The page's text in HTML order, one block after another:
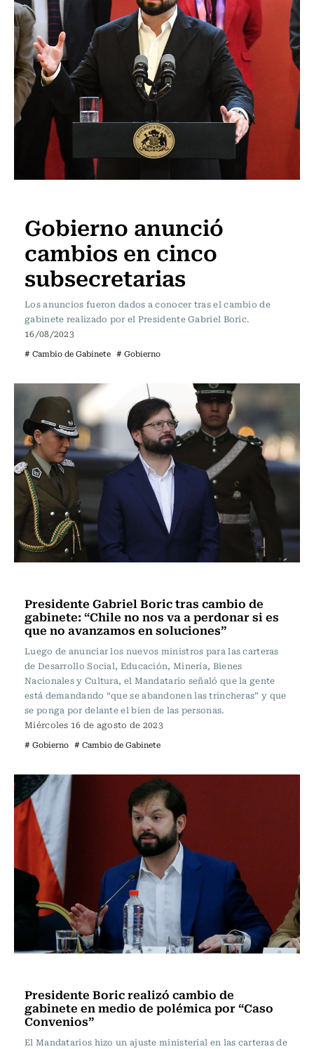
Gobierno anunció
cambios en cinco
subsecretarias
Los anuncios fueron dados a conocer tras el cambio de
gabinete realizado por el Presidente Gabriel Boric.
16/08/2023
# Cambio de Gabinete # Gobierno
Presidente Gabriel Boric tras cambio de
gabinete: “Chile no nos va a perdonar si es
que no avanzamos en soluciones”
Luego de anunciar los nuevos ministros para las carteras
de Desarrollo Social, Educación, Minería, Bienes
Nacionales y Cultura, el Mandatario señaló que la gente
está demandando “que se abandonen las trincheras” y que
se ponga por delante el bien de las personas.
Miércoles 16 de agosto de 2023
# Gobierno # Cambio de Gabinete
Presidente Boric realizó cambio de
gabinete en medio de polémica por “Caso
Convenios”
El Mandatarios hizo un ajuste ministerial en las carteras de